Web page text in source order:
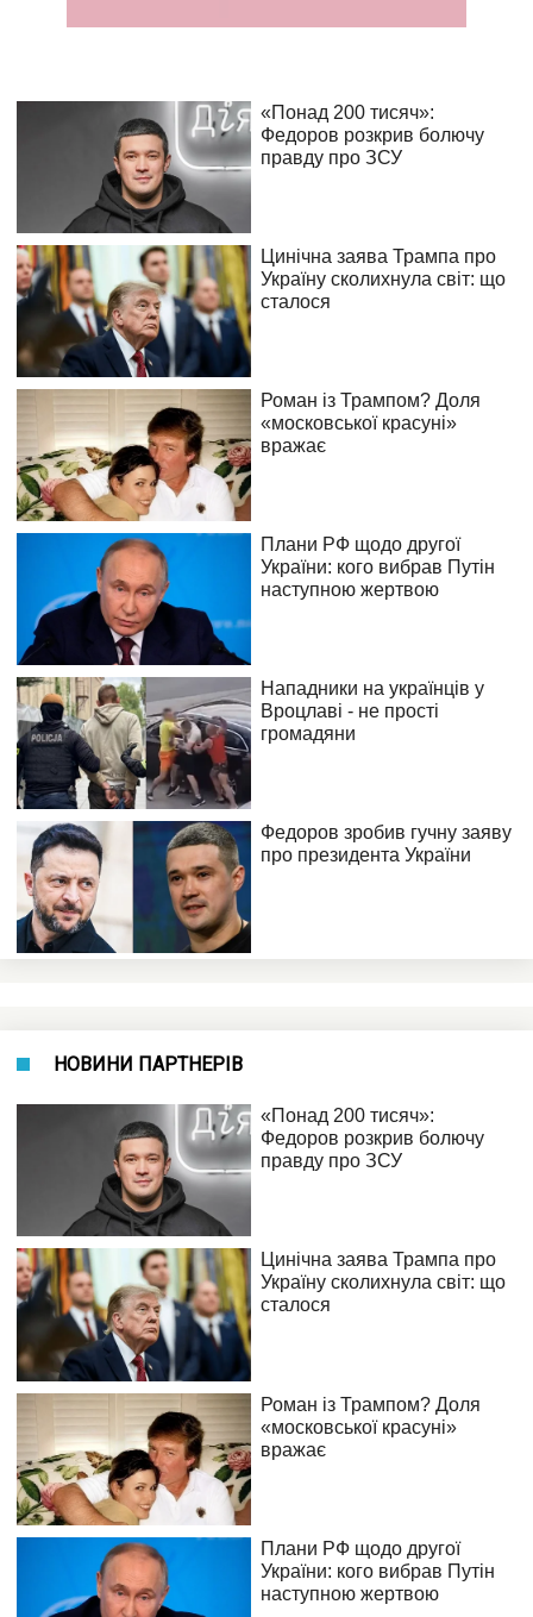
НОВИНИ ПАРТНЕРІВ